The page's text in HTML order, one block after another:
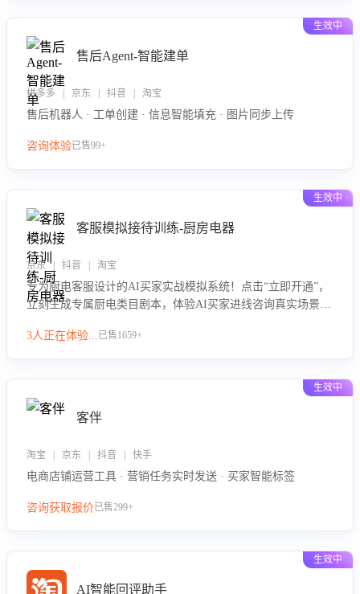
生效中
售后Agent-智能建单
拼多多 | 京东 | 抖音 | 淘宝
售后机器人 · 工单创建 · 信息智能填充 · 图片同步上传
咨询体验已售99+
生效中
客服模拟接待训练-厨房电器
京东 | 抖音 | 淘宝
专为厨电客服设计的AI买家实战模拟系统！点击“立即开通”，
立刻生成专属厨电类目剧本，体验AI买家进线咨询真实场景训
技巧！
3人正在体验...已售1659+
生效中
客伴
淘宝 | 京东 | 抖音 | 快手
电商店铺运营工具 · 营销任务实时发送 · 买家智能标签
咨询获取报价已售299+
生效中
AI智能回评助手